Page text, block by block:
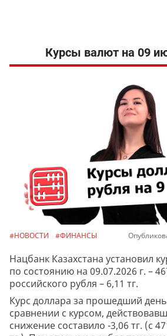
Курсы валют на 09
#НОВОСТИ #ФИНАНСЫ
Нацбанк Казахстана установил
по состоянию на 09.07.2026 г. –
российского рубля – 6,11 тг.
Курс доллара за прошедший
сравнении с курсом,
снижение составило -3,06 тг. (с